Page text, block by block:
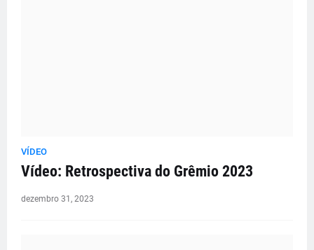
VÍDEO
Vídeo: Retrospectiva do Grêmio 2023
dezembro 31, 2023